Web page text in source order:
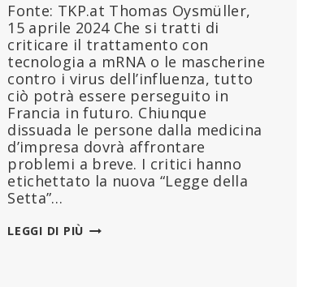
Fonte: TKP.at Thomas Oysmüller,
15 aprile 2024 Che si tratti di
criticare il trattamento con
tecnologia a mRNA o le mascherine
contro i virus dell’influenza, tutto
ciò potrà essere perseguito in
Francia in futuro. Chiunque
dissuada le persone dalla medicina
d’impresa dovrà affrontare
problemi a breve. I critici hanno
etichettato la nuova “Legge della
Setta”…
LEGGI DI PIÙLA